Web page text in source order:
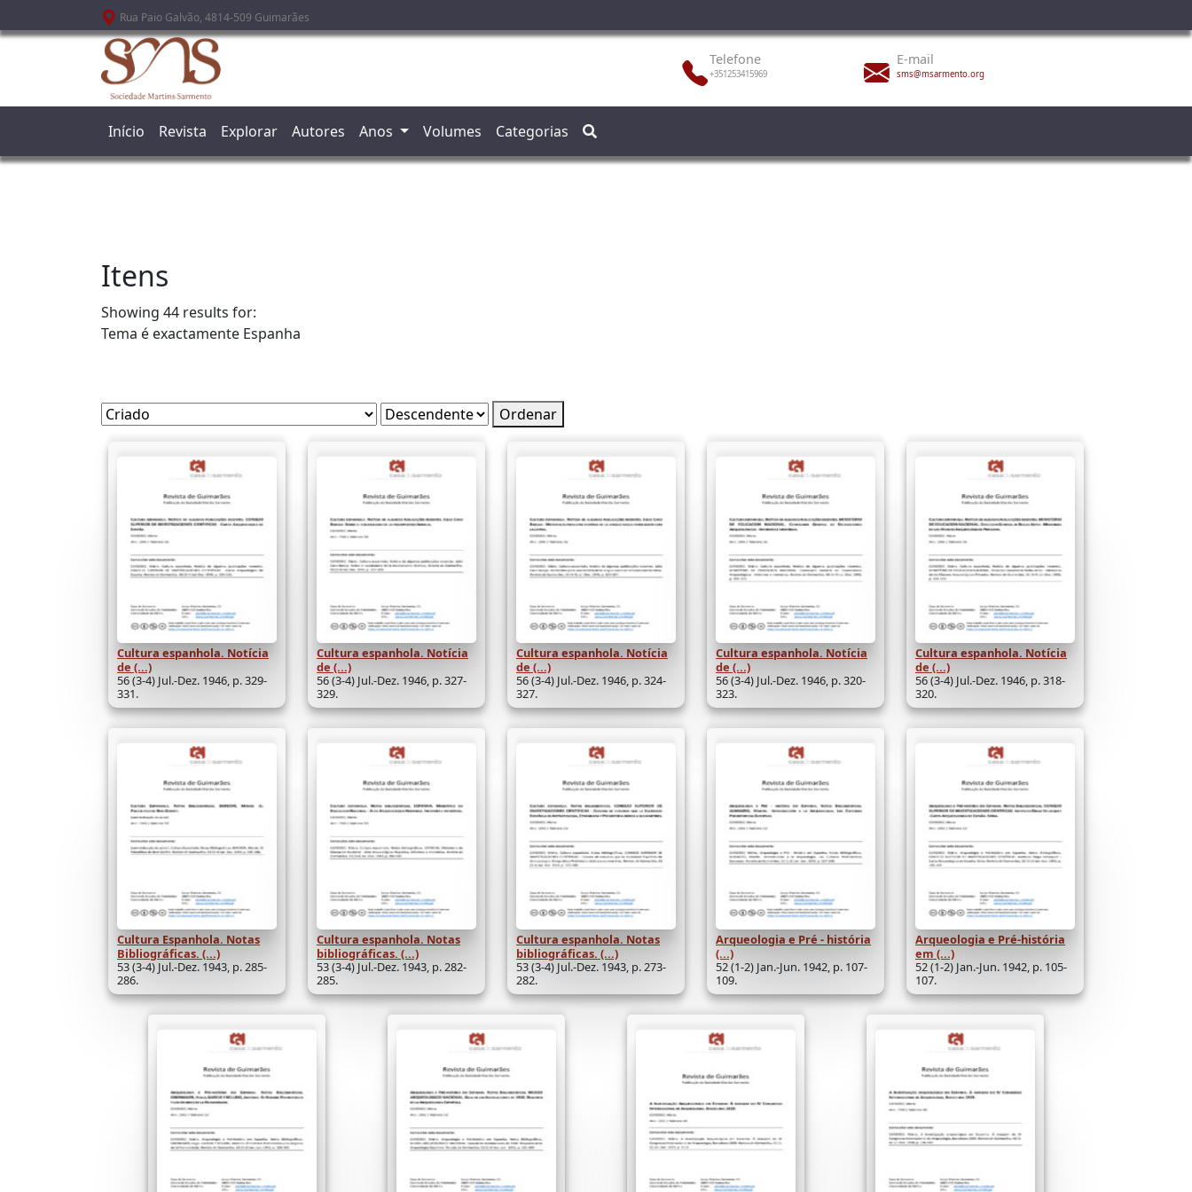
Passar para o conteúdo principal
Rua Paio Galvão, 4814-509 Guimarães
Telefone
+351253415969
E-mail
sms@msarmento.org
Início Revista Explorar Autores Anos Volumes Categorias
Itens
Showing 44 results for:
Tema é exactamente Espanha
Ordenar
Cultura espanhola. Notícia
de (...)
56 (3-4) Jul.-Dez. 1946, p. 329-
331.
Cultura espanhola. Notícia
de (...)
56 (3-4) Jul.-Dez. 1946, p. 327-
329.
Cultura espanhola. Notícia
de (...)
56 (3-4) Jul.-Dez. 1946, p. 324-
327.
Cultura espanhola. Notícia
de (...)
56 (3-4) Jul.-Dez. 1946, p. 320-
323.
Cultura espanhola. Notícia
de (...)
56 (3-4) Jul.-Dez. 1946, p. 318-
320.
Cultura Espanhola. Notas
Bibliográficas. (...)
53 (3-4) Jul.-Dez. 1943, p. 285-
286.
Cultura espanhola. Notas
bibliográficas. (...)
53 (3-4) Jul.-Dez. 1943, p. 282-
285.
Cultura espanhola. Notas
bibliográficas. (...)
53 (3-4) Jul.-Dez. 1943, p. 273-
282.
Arqueologia e Pré - história
(...)
52 (1-2) Jan.-Jun. 1942, p. 107-
109.
Arqueologia e Pré-história
em (...)
52 (1-2) Jan.-Jun. 1942, p. 105-
107.